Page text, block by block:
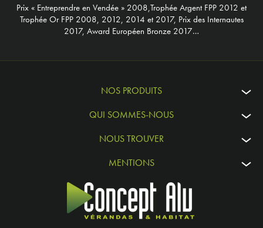
Prix « Entreprendre en Vendée » 2008,Trophée Argent FPP 2012 et
Trophée Or FPP 2008, 2012, 2014 et 2017, Prix des Internautes
2017, Award Européen Bronze 2017…
NOS PRODUITS
QUI SOMMES-NOUS
NOUS TROUVER
MENTIONS